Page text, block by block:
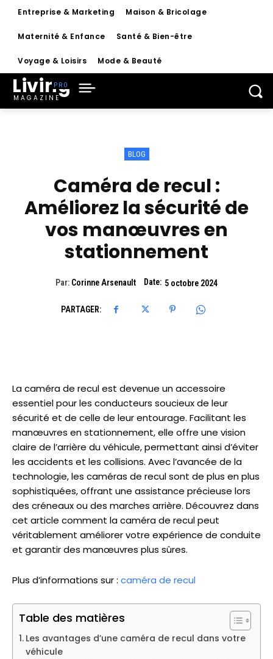
Entreprise & Marketing Maison & Bricolage
Maternité & Enfance Santé & Bien-être
Voyage & Loisirs Mode & Beauté
Living
MAGAZINE
BLOG
Caméra de recul :
Améliorez la sécurité de
vos manœuvres en
stationnement
Par: Corinne Arsenault Date: 5 octobre 2024
PARTAGER:
La caméra de recul est devenue un accessoire
essentiel pour les conducteurs soucieux de leur
sécurité et de celle de leur entourage. Facilitant les
manœuvres en stationnement, elle offre une vision
claire de l’arrière du véhicule, permettant ainsi d’éviter
les accidents et les collisions. Avec l’avancée de la
technologie, les caméras de recul sont de plus en plus
sophistiquées, offrant une assistance précieuse lors
des créneaux ou des marches arrière. Découvrez dans
cet article comment la caméra de recul peut
véritablement améliorer votre expérience de conduite
et garantir des manœuvres plus sûres.
Plus d’informations sur : caméra de recul
Table des matières
Les avantages d’une caméra de recul dans votre
véhicule